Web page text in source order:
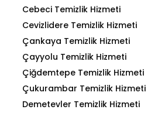
Cebeci Temizlik Hizmeti
Cevizlidere Temizlik Hizmeti
Çankaya Temizlik Hizmeti
Çayyolu Temizlik Hizmeti
Çiğdemtepe Temizlik Hizmeti
Çukurambar Temizlik Hizmeti
Demetevler Temizlik Hizmeti